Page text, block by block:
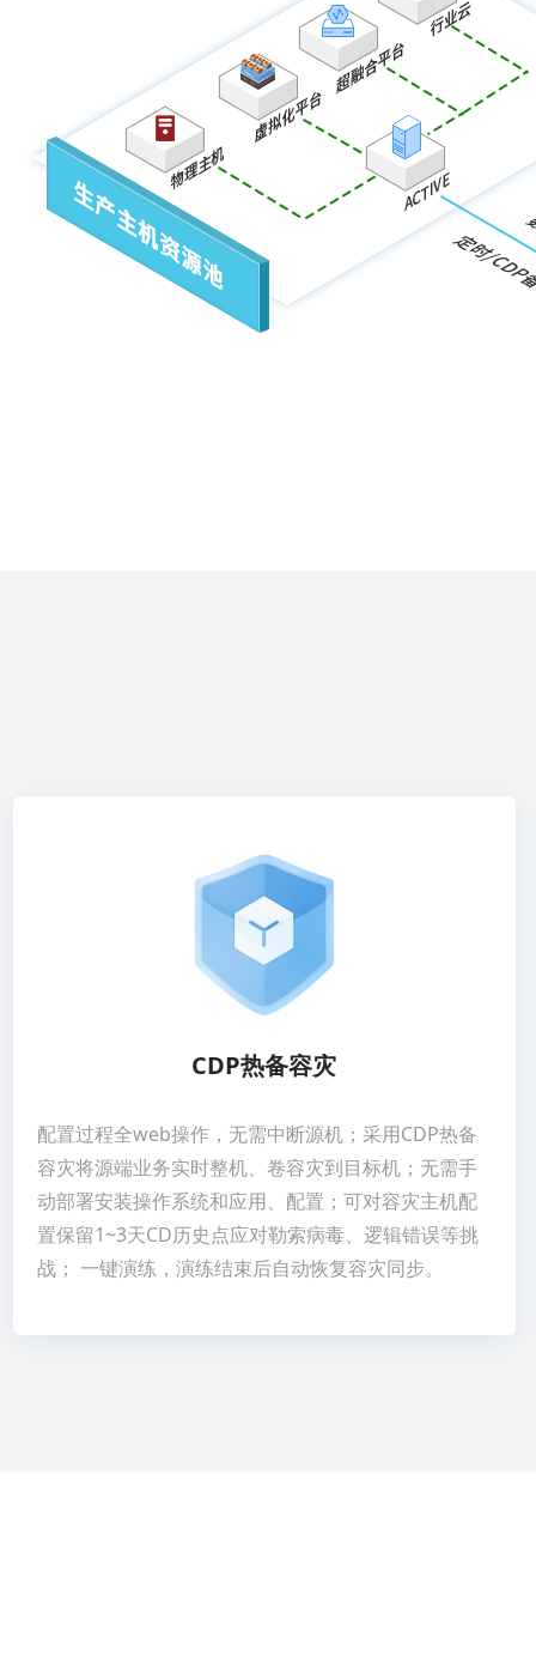
CDP热备容灾
配置过程全web操作，无需中断源机；采用CDP热备
容灾将源端业务实时整机、卷容灾到目标机；无需手
动部署安装操作系统和应用、配置；可对容灾主机配
置保留1~3天CD历史点应对勒索病毒、逻辑错误等挑
战； 一键演练，演练结束后自动恢复容灾同步。